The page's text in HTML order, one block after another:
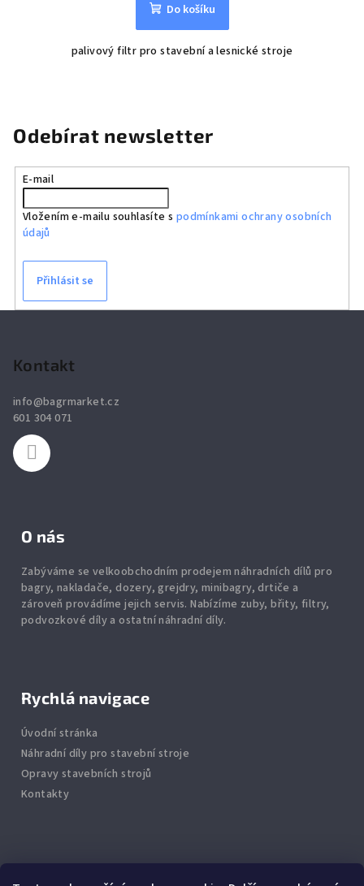
Do košíku
palivový filtr pro stavební a lesnické stroje
Odebírat newsletter
E-mail
Vložením e-mailu souhlasíte s podmínkami ochrany osobních
údajů
Přihlásit se
Kontakt
info@bagrmarket.cz
601 304 071
O nás
Zabýváme se velkoobchodním prodejem náhradních dílů pro
bagry, nakladače, dozery, grejdry, minibagry, drtiče a
zároveň provádíme jejich servis. Nabízíme zuby,břity,filtry,
podvozkové díly a ostatní náhradní díly.
Rychlá navigace
Úvodní stránka
Náhradní díly pro stavební stroje
Opravy stavebních strojů
Kontakty